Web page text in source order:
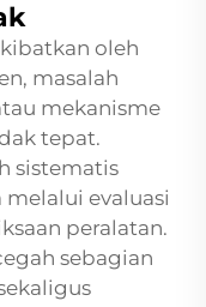
oleh
masalah
mekanisme
tepat.
sistematis
evaluasi
peralatan.
sebagian